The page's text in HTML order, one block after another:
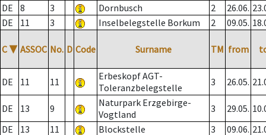
DE
8 3 Dornbusch 2 26.06.
DE
11 3 Inselbelegstelle Borkum 2 09.05.
C ▼ ASSOC No. D Code Surname TM from
DE 11 11
Erbeskopf AGT-
Toleranzbelegstelle
3 26.05.
DE 13 9
Naturpark Erzgebirge-
Vogtland
3 29.05.
DE
13 11 Blockstelle 3 09.06.